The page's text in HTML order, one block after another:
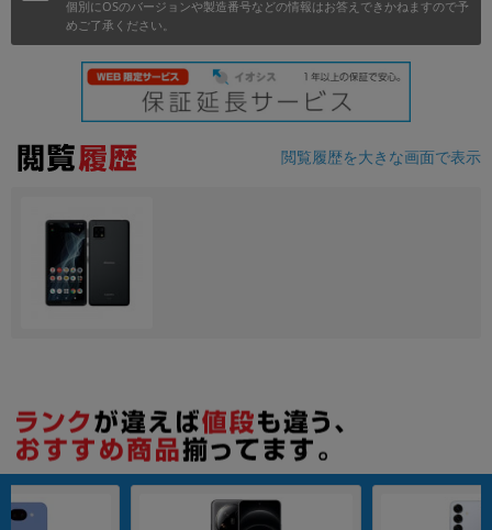
個別にOSのバージョンや製造番号などの情報はお答えできかねますので予
めご了承ください。
閲覧履歴を大きな画面で表示
年 月 まで
各項目のチェックボックスは「or検索」となります。
ただし機能別のみ「and検索」となります。